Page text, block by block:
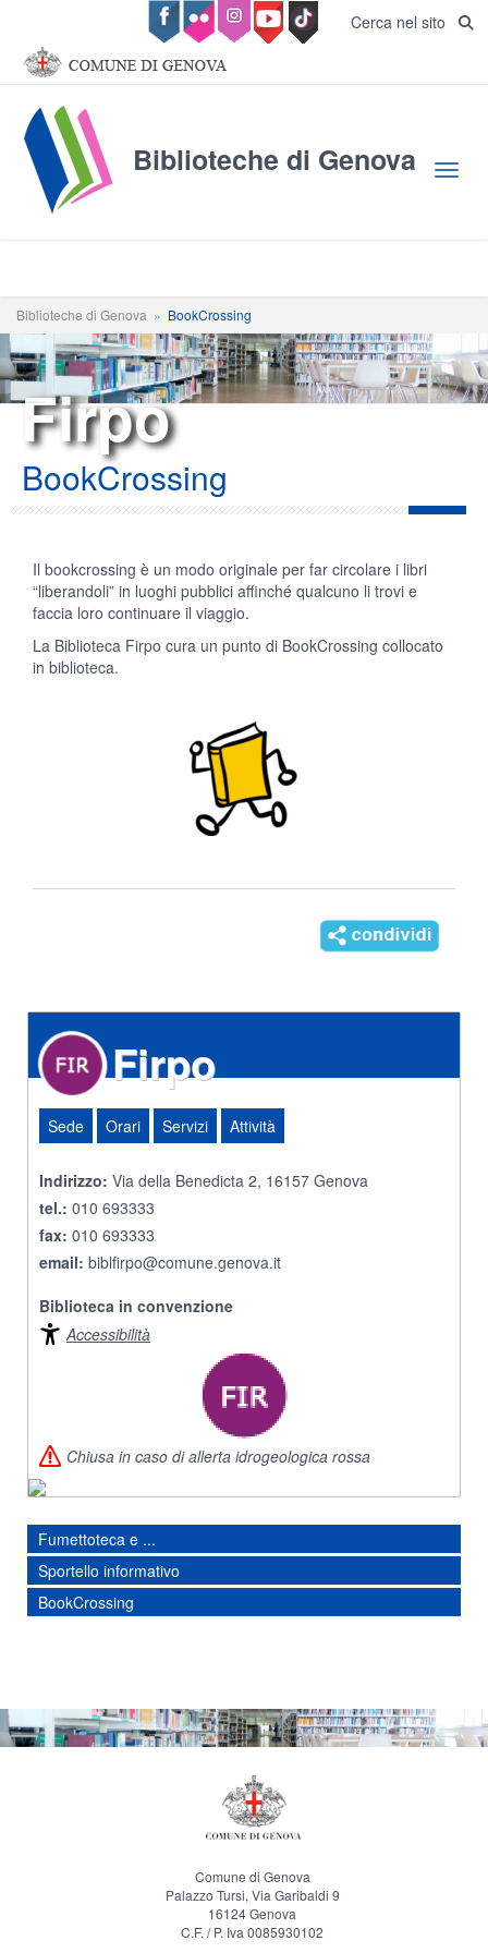
Salta al contenuto principale Cerca nel sito
Biblioteche di Genova
Biblioteche di Genova » BookCrossing
Firpo
BookCrossing
Il bookcrossing è un modo originale per far circolare i libri
“liberandoli” in luoghi pubblici affinché qualcuno li trovi e
faccia loro continuare il viaggio.
La Biblioteca Firpo cura un punto di BookCrossing collocato
in biblioteca.
Firpo
Sede Orari Servizi Attività
Indirizzo: Via della Benedicta 2, 16157 Genova
tel.: 010 693333
fax: 010 693333
email: biblfirpo@comune.genova.it
Biblioteca in convenzione
Accessibilità
Chiusa in caso di allerta idrogeologica rossa
Fumettoteca e ...
Sportello informativo
BookCrossing
Comune di Genova
Palazzo Tursi, Via Garibaldi 9
16124 Genova
C.F. / P. Iva 0085930102